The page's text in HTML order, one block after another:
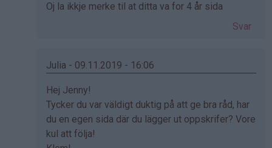
Som
Jenny
bekreftet)
Oj la ikkje merke til at ditta va for 4 år sida
Svar
Julia - 09.11.2019 - 16:06
Som
svar
på
av
Hej Jenny!
Tycker du var väldigt duktig på att ge bra råd, har
du en egen sida där du lägger ut oppskrifer? Vore
kul att följa!